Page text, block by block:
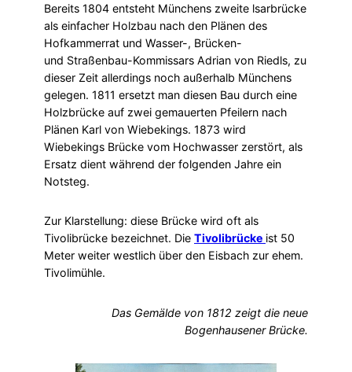
Bereits 1804 entsteht Münchens zweite lsarbrücke
als einfacher Holzbau nach den Plänen des
Hofkammerrat und Wasser-, Brücken-
und Straßenbau-Kommissars Adrian von Riedls, zu
dieser Zeit allerdings noch außerhalb Münchens
gelegen. 1811 ersetzt man diesen Bau durch eine
Holzbrücke auf zwei gemauerten Pfeilern nach
Plänen Karl von Wiebekings. 1873 wird
Wiebekings Brücke vom Hochwasser zerstört, als
Ersatz dient während der folgenden Jahre ein
Notsteg.
Zur Klarstellung: diese Brücke wird oft als
Tivolibrücke bezeichnet. Die Tivolibrücke ist 50
Meter weiter westlich über den Eisbach zur ehem.
Tivolimühle.
Das Gemälde von 1812 zeigt die neue
Bogenhausener Brücke.